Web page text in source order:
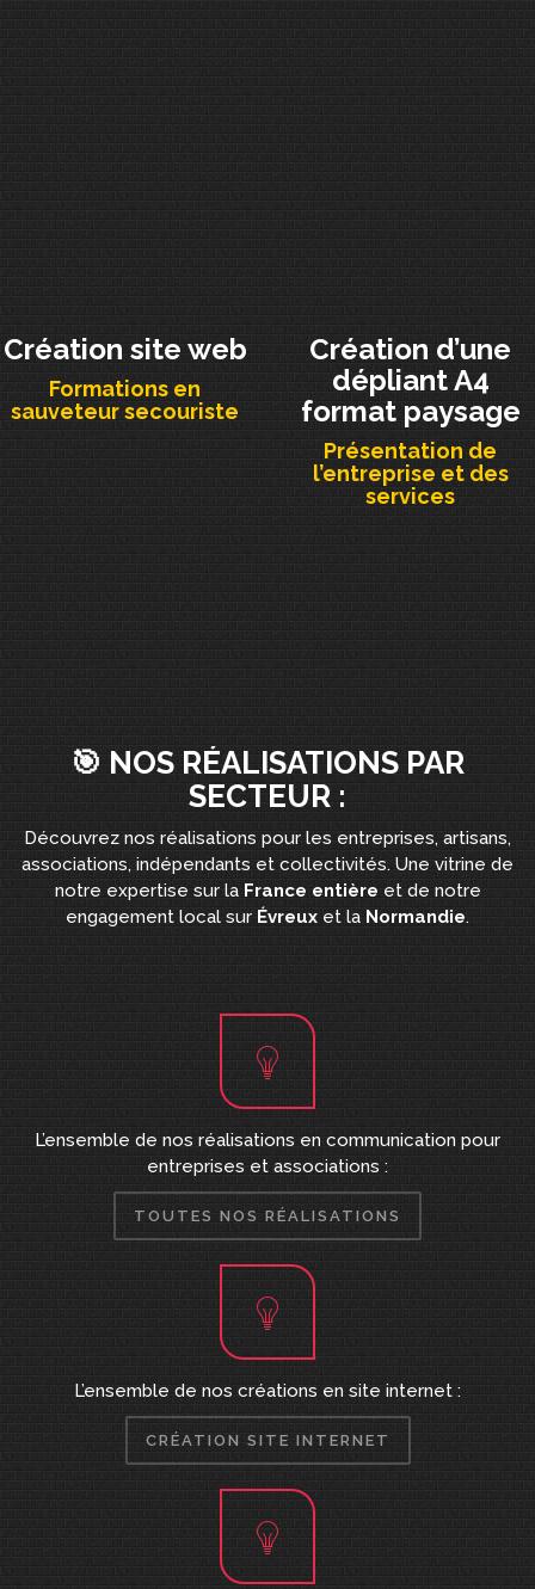
Création site web
Formations en
sauveteur secouriste
Création d’une
dépliant A4
format paysage
Présentation de
l’entreprise et des
services
🎯 NOS RÉALISATIONS PAR
SECTEUR :
Découvrez nos réalisations pour les entreprises, artisans,
associations, indépendants et collectivités. Une vitrine de
notre expertise sur la France entière et de notre
engagement local sur Évreux et la Normandie.
L’ensemble de nos réalisations en communication pour
entreprises et associations :
TOUTES NOS RÉALISATIONS
L’ensemble de nos créations en site internet :
CRÉATION SITE INTERNET